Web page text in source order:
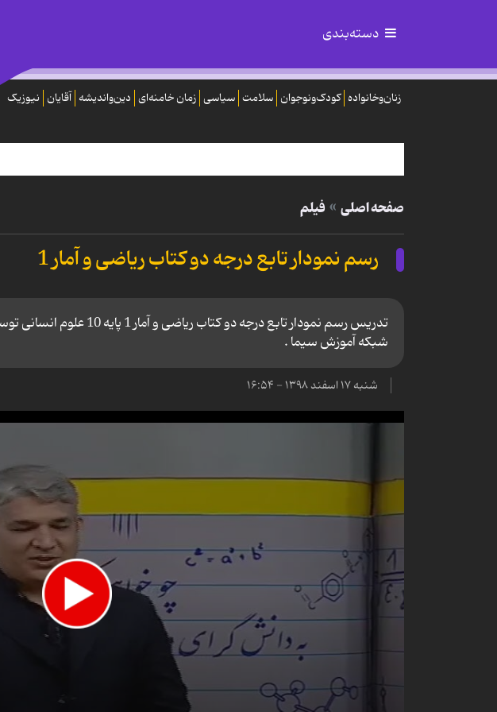
دسته‌بندی
زنان‌وخانواده کودک‌ونوجوان سلامت سیاسی زمان خامنه‌ای دین‌واندیشه آقایان نیوزیک
صفحه اصلی فیلم
رسم نمودار تابع درجه دو کتاب ریاضی و آمار 1
تدریس رسم نمودار تابع درجه
شبکه آموزش سیما .
شنبه ۱۷ اسفند ۱۳۹۸ - ۱۶:۵۴